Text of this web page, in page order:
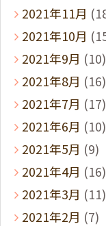
2021年11月
2021年10月
2021年9月 (10)
2021年8月 (16)
2021年7月 (17)
2021年6月 (10)
2021年5月 (9)
2021年4月 (16)
2021年3月 (11)
2021年2月 (7)